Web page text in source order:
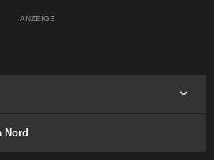
ANZEIGE
Nord